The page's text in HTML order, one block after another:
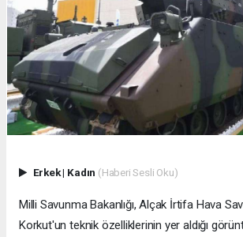
Erkek| Kadın (Haberi Sesli Oku)
Milli Savunma Bakanlığı, Alçak İrtifa Hava
Korkut'un teknik özelliklerinin yer aldığı